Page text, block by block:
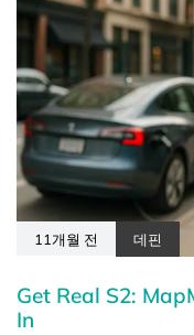
11개월 전 데핀
Get Real S2:
In